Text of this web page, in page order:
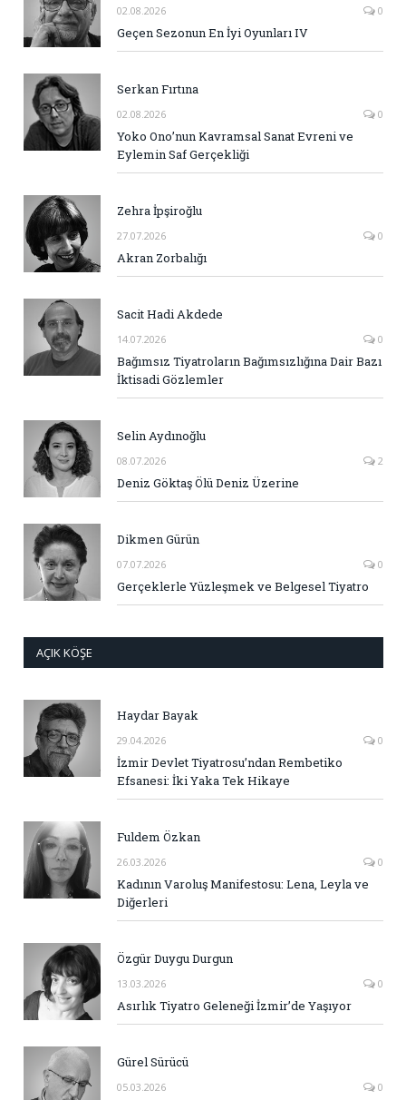
02.08.2026 0
Geçen Sezonun En İyi Oyunları IV
Serkan Fırtına
02.08.2026 0
Yoko Ono’nun Kavramsal Sanat Evreni ve
Eylemin Saf Gerçekliği
Zehra İpşiroğlu
27.07.2026 0
Akran Zorbalığı
Sacit Hadi Akdede
14.07.2026 0
Bağımsız Tiyatroların Bağımsızlığına Dair Bazı
İktisadi Gözlemler
Selin Aydınoğlu
08.07.2026 2
Deniz Göktaş Ölü Deniz Üzerine
Dikmen Gürün
07.07.2026 0
Gerçeklerle Yüzleşmek ve Belgesel Tiyatro
AÇIK KÖŞE
Haydar Bayak
29.04.2026 0
İzmir Devlet Tiyatrosu’ndan Rembetiko
Efsanesi: İki Yaka Tek Hikaye
Fuldem Özkan
26.03.2026 0
Kadının Varoluş Manifestosu: Lena, Leyla ve
Diğerleri
Özgür Duygu Durgun
13.03.2026 0
Asırlık Tiyatro Geleneği İzmir’de Yaşıyor
Gürel Sürücü
05.03.2026 0